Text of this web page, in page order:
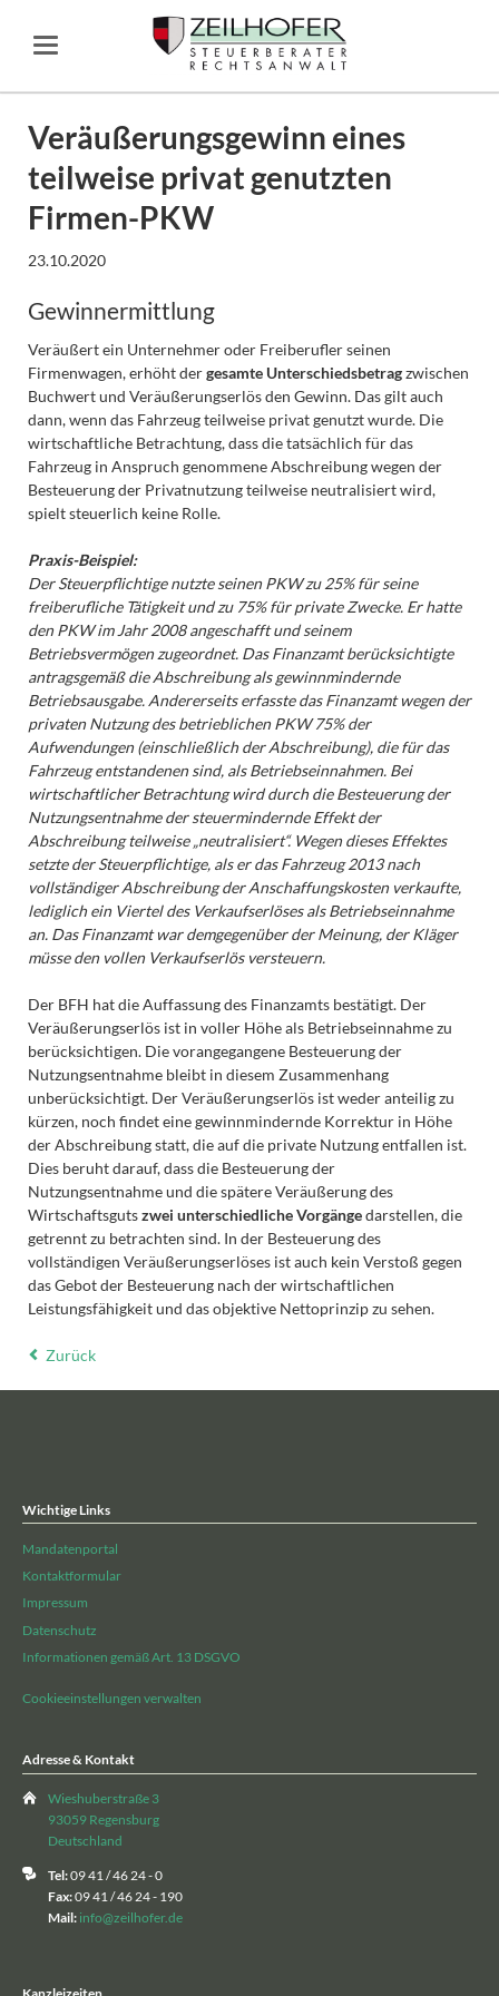
Veräußerungsgewinn eines
teilweise privat genutzten
Firmen-PKW
23.10.2020
Gewinnermittlung
Veräußert ein Unternehmer oder Freiberufler seinen
Firmenwagen, erhöht dergesamte Unterschiedsbetragzwischen
Buchwert und Veräußerungserlös den Gewinn. Das gilt auch
dann, wenn das Fahrzeug teilweise privat genutzt wurde. Die
wirtschaftliche Betrachtung, dass die tatsächlich für das
Fahrzeug in Anspruch genommene Abschreibung wegen der
Besteuerung der Privatnutzung teilweise neutralisiert wird,
spielt steuerlich keine Rolle.
Praxis-Beispiel:
Der Steuerpflichtige nutzte seinen PKW zu 25% für seine
freiberufliche Tätigkeit und zu 75% für private Zwecke. Er hatte
den PKW im Jahr 2008 angeschafft und seinem
Betriebsvermögen zugeordnet. Das Finanzamt berücksichtigte
antragsgemäß die Abschreibung als gewinnmindernde
Betriebsausgabe. Andererseits erfasste das Finanzamt wegen der
privaten Nutzung des betrieblichen PKW 75% der
Aufwendungen (einschließlich der Abschreibung), die für das
Fahrzeug entstandenen sind, als Betriebseinnahmen. Bei
wirtschaftlicher Betrachtung wird durch die Besteuerung der
Nutzungsentnahme der steuermindernde Effekt der
Abschreibung teilweise „neutralisiert“. Wegen dieses Effektes
setzte der Steuerpflichtige, als er das Fahrzeug 2013 nach
vollständiger Abschreibung der Anschaffungskosten verkaufte,
lediglich ein Viertel des Verkaufserlöses als Betriebseinnahme
an. Das Finanzamt war demgegenüber der Meinung, der Kläger
müsse den vollen Verkaufserlös versteuern.
Der BFH hat die Auffassung des Finanzamts bestätigt. Der
Veräußerungserlös ist in voller Höhe als Betriebseinnahme zu
berücksichtigen. Die vorangegangene Besteuerung der
Nutzungsentnahme bleibt in diesem Zusammenhang
unberücksichtigt. Der Veräußerungserlös ist weder anteilig zu
kürzen, noch findet eine gewinnmindernde Korrektur in Höhe
der Abschreibung statt, die auf die private Nutzung entfallen ist.
Dies beruht darauf, dass die Besteuerung der
Nutzungsentnahme und die spätere Veräußerung des
Wirtschaftsgutszwei unterschiedliche Vorgängedarstellen, die
getrennt zu betrachten sind. In der Besteuerung des
vollständigen Veräußerungserlöses ist auch kein Verstoß gegen
das Gebot der Besteuerung nach der wirtschaftlichen
Leistungsfähigkeit und das objektive Nettoprinzip zu sehen.
Zurück
Wichtige Links
Mandatenportal
Kontaktformular
Impressum
Datenschutz
Informationen gemäß Art. 13 DSGVO
Cookieeinstellungen verwalten
Adresse & Kontakt
Wieshuberstraße 3
93059 Regensburg
Deutschland
Tel:09 41 / 46 24 - 0
Fax:09 41 / 46 24 - 190
Mail: info@zeilhofer.de